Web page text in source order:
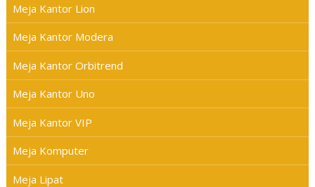
Meja Kantor Lion
Meja Kantor Modera
Meja Kantor Orbitrend
Meja Kantor Uno
Meja Kantor VIP
Meja Komputer
Meja Lipat